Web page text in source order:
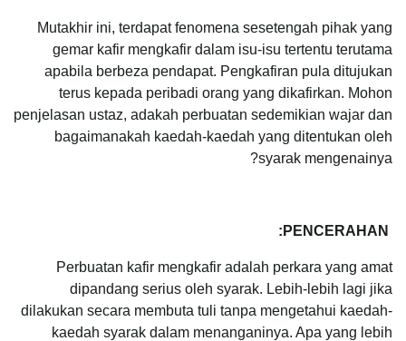
Mutakhir ini, terdapat fenomena sesetengah pihak yang
gemar kafir mengkafir dalam isu-isu tertentu terutama
apabila berbeza pendapat. Pengkafiran pula ditujukan
terus kepada peribadi orang yang dikafirkan. Mohon
penjelasan ustaz, adakah perbuatan sedemikian wajar dan
bagaimanakah kaedah-kaedah yang ditentukan oleh
syarak mengenainya?
PENCERAHAN:
Perbuatan kafir mengkafir adalah perkara yang amat
dipandang serius oleh syarak. Lebih-lebih lagi jika
dilakukan secara membuta tuli tanpa mengetahui kaedah-
kaedah syarak dalam menanganinya. Apa yang lebih